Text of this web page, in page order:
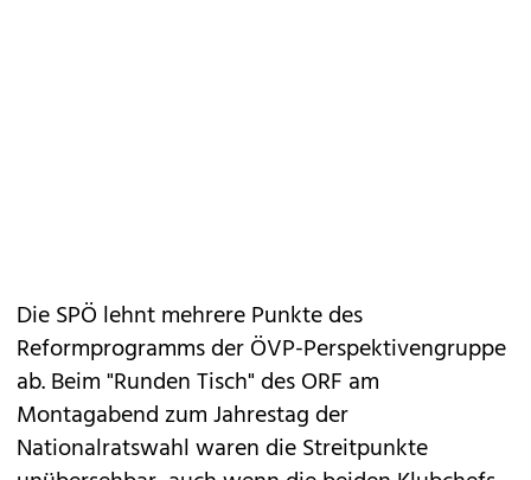
Die SPÖ lehnt mehrere Punkte des
Reformprogramms der ÖVP-Perspektivengruppe
ab. Beim "Runden Tisch" des ORF am
Montagabend zum Jahrestag der
Nationalratswahl waren die Streitpunkte